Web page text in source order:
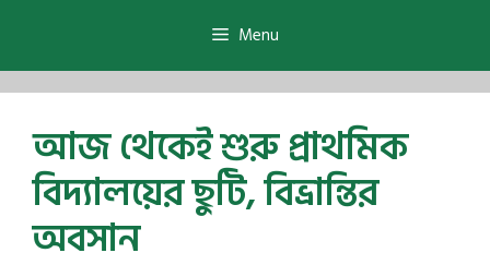
Menu
আজ থেকেই শুরু প্রাথমিক
বিদ্যালয়ের ছুটি, বিভ্রান্তির
অবসান